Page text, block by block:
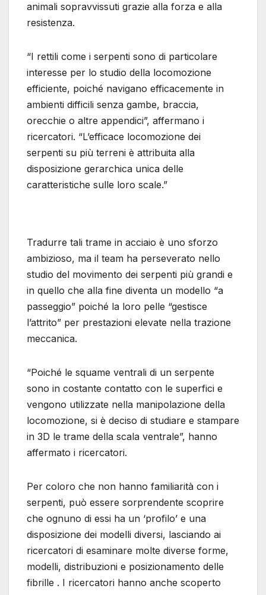
animali sopravvissuti grazie alla forza e alla
resistenza.
“I rettili come i serpenti sono di particolare
interesse per lo studio della locomozione
efficiente, poiché navigano efficacemente in
ambienti difficili senza gambe, braccia,
orecchie o altre appendici”, affermano i
ricercatori. “L’efficace locomozione dei
serpenti su più terreni è attribuita alla
disposizione gerarchica unica delle
caratteristiche sulle loro scale.”
Tradurre tali trame in acciaio è uno sforzo
ambizioso, ma il team ha perseverato nello
studio del movimento dei serpenti più grandi e
in quello che alla fine diventa un modello “a
passeggio” poiché la loro pelle “gestisce
l’attrito” per prestazioni elevate nella trazione
meccanica.
“Poiché le squame ventrali di un serpente
sono in costante contatto con le superfici e
vengono utilizzate nella manipolazione della
locomozione, si è deciso di studiare e stampare
in 3D le trame della scala ventrale”, hanno
affermato i ricercatori.
Per coloro che non hanno familiarità con i
serpenti, può essere sorprendente scoprire
che ognuno di essi ha un ‘profilo’ e una
disposizione dei modelli diversi, lasciando ai
ricercatori di esaminare molte diverse forme,
modelli, distribuzioni e posizionamento delle
fibrille . I ricercatori hanno anche scoperto